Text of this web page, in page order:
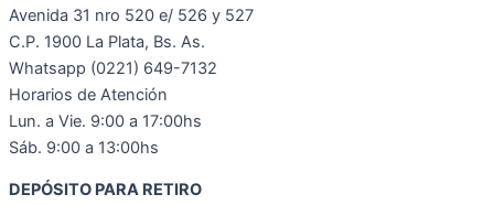
Avenida 31 nro 520 e/ 526 y 527
C.P. 1900 La Plata, Bs. As.
Whatsapp (0221) 649-7132
Horarios de Atención
Lun. a Vie. 9:00 a 17:00hs
Sáb. 9:00 a 13:00hs
DEPÓSITO PARA RETIRO